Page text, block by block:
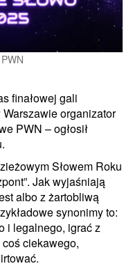
finałowej gali
organizator
PWN – ogłosił
Słowem Roku
Jak wyjaśniają
albo z żartobliwą
synonimy to:
i legalnego, igrać z
ciekawego,